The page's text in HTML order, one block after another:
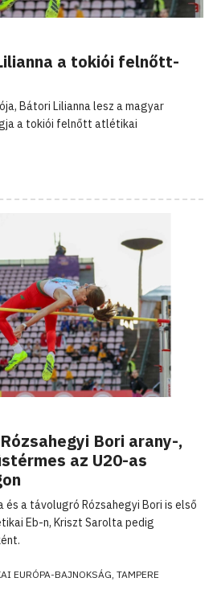
a tokiói felnőtt-
Bátori Lilianna lesz a magyar
a tokiói felnőtt atlétikai
Bori arany-,
az U20-as
és a távolugró Rózsahegyi Bori is első
Eb-n, Kriszt Sarolta pedig
EURÓPA-BAJNOKSÁG, TAMPERE